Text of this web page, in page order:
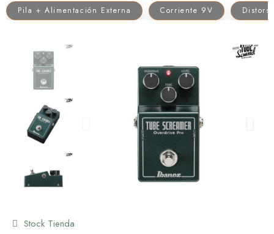
Pila + Alimentación Externa Corriente 9V
Stock Tienda